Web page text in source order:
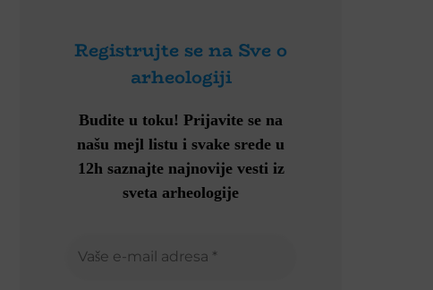
Registrujte se na Sve o
arheologiji
Budite u toku! Prijavite se na
našu mejl listu i svake srede u
12h saznajte najnovije vesti iz
sveta arheologije